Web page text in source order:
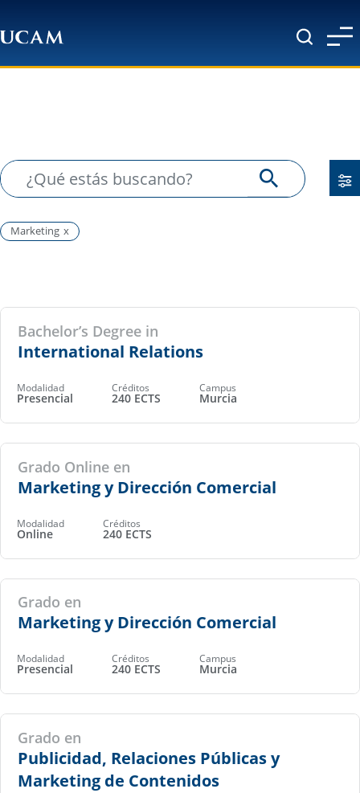
Marketing
Bachelor’s Degree in
International Relations
Modalidad
Presencial
Créditos
240 ECTS
Campus
Murcia
Grado Online en
Marketing y Dirección Comercial
Modalidad
Online
Créditos
240 ECTS
Grado en
Marketing y Dirección Comercial
Modalidad
Presencial
Créditos
240 ECTS
Campus
Murcia
Grado en
Publicidad, Relaciones Públicas y
Marketing de Contenidos